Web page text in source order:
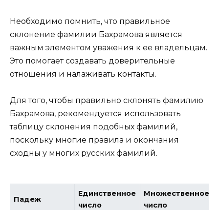
Необходимо помнить, что правильное
склонение фамилии Бахрамова является
важным элементом уважения к ее владельцам.
Это помогает создавать доверительные
отношения и налаживать контакты.
Для того, чтобы правильно склонять фамилию
Бахрамова, рекомендуется использовать
таблицу склонения подобных фамилий,
поскольку многие правила и окончания
сходны у многих русских фамилий.
Падеж
Единственное
число
Множественное
число